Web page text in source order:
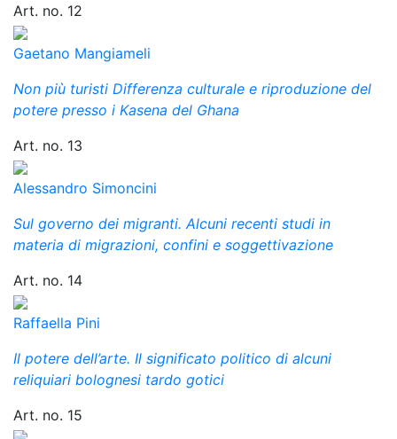
Art. no. 12
Gaetano Mangiameli
Non più turisti Differenza culturale e riproduzione del
potere presso i Kasena del Ghana
Art. no. 13
Alessandro Simoncini
Sul governo dei migranti. Alcuni recenti studi in
materia di migrazioni, confini e soggettivazione
Art. no. 14
Raffaella Pini
Il potere dell’arte. Il significato politico di alcuni
reliquiari bolognesi tardo gotici
Art. no. 15